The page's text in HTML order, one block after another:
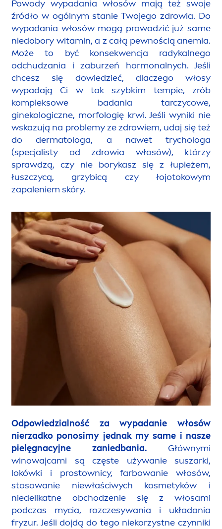
Powody wypadania włosów mają też swoje
źródło w ogólnym stanie Twojego zdrowia. Do
wypadania włosów mogą prowadzić już same
niedobory witamin, a z całą pewnością anemia.
Może to być konsekwencja radykalnego
odchudzania i zaburzeń hormonalnych. Jeśli
chcesz się dowiedzieć, dlaczego włosy
wypadają Ci w tak szybkim tempie, zrób
kompleksowe badania tarczycowe,
ginekologiczne, morfologię krwi. Jeśli wyniki nie
wskazują na problemy ze zdrowiem, udaj się też
do dermatologa, a nawet trychologa
(specjalisty od zdrowia włosów), którzy
sprawdzą, czy nie borykasz się z łupieżem,
łuszczycą, grzybicą czy łojotokowym
zapaleniem skóry.
Odpowiedzialność za wypadanie włosów
nierzadko ponosimy jednak my same i nasze
pielęgnacyjne zaniedbania. Głównymi
winowajcami są częste używanie suszarki,
lokówki i prostownicy, farbowanie włosów,
stosowanie niewłaściwych kosmetyków i
niedelikatne obchodzenie się z włosami
podczas mycia, rozczesywania i układania
fryzur. Jeśli dojdą do tego niekorzystne czynniki